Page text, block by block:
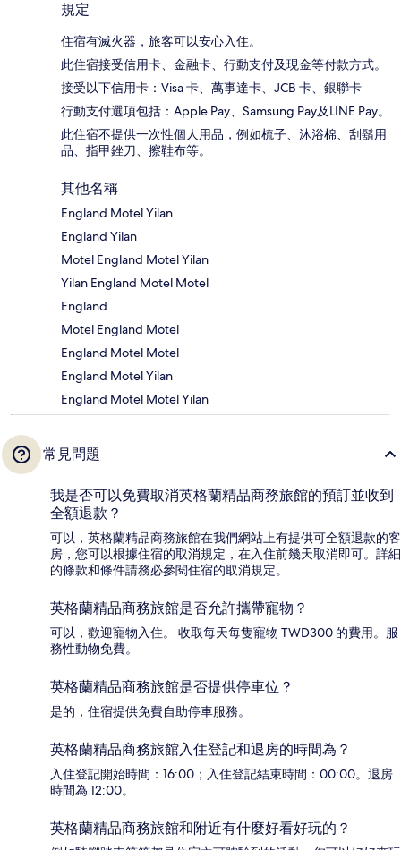
規定
住宿有滅火器，旅客可以安心入住。
此住宿接受信用卡、金融卡、行動支付及現金等付款方式。
接受以下信用卡：Visa 卡、萬事達卡、JCB 卡、銀聯卡
行動支付選項包括：Apple Pay、Samsung Pay及LINE Pay。
此住宿不提供一次性個人用品，例如梳子、沐浴棉、刮鬍用
品、指甲銼刀、擦鞋布等。
其他名稱
England Motel Yilan
England Yilan
Motel England Motel Yilan
Yilan England Motel Motel
England
Motel England Motel
England Motel Motel
England Motel Yilan
England Motel Motel Yilan
常見問題
我是否可以免費取消英格蘭精品商務旅館的預訂並收到
全額退款？
可以，英格蘭精品商務旅館在我們網站上有提供可全額退款的客
房，您可以根據住宿的取消規定，在入住前幾天取消即可。詳細
的條款和條件請務必參閱住宿的取消規定。
英格蘭精品商務旅館是否允許攜帶寵物？
可以，歡迎寵物入住。 收取每天每隻寵物 TWD300 的費用。服
務性動物免費。
英格蘭精品商務旅館是否提供停車位？
是的，住宿提供免費自助停車服務。
英格蘭精品商務旅館入住登記和退房的時間為？
入住登記開始時間：16:00；入住登記結束時間：00:00。退房
時間為 12:00。
英格蘭精品商務旅館和附近有什麼好看好玩的？